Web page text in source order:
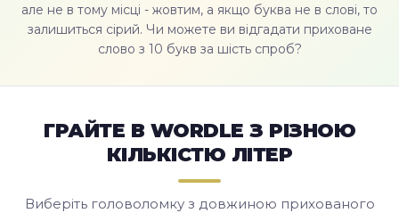
але не в тому місці - жовтим, а якщо буква не в слові, то
залишиться сірий. Чи можете ви відгадати приховане
слово з 10 букв за шість спроб?
ГРАЙТЕ В WORDLE З РІЗНОЮ
КІЛЬКІСТЮ ЛІТЕР
Виберіть головоломку з довжиною прихованого